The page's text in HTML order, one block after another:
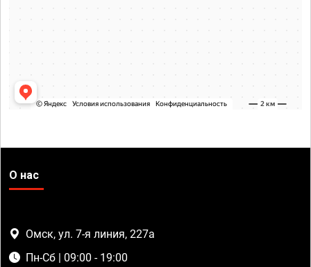
О нас
Омск, ул. 7-я линия, 227а
Пн-Сб | 09:00 - 19:00